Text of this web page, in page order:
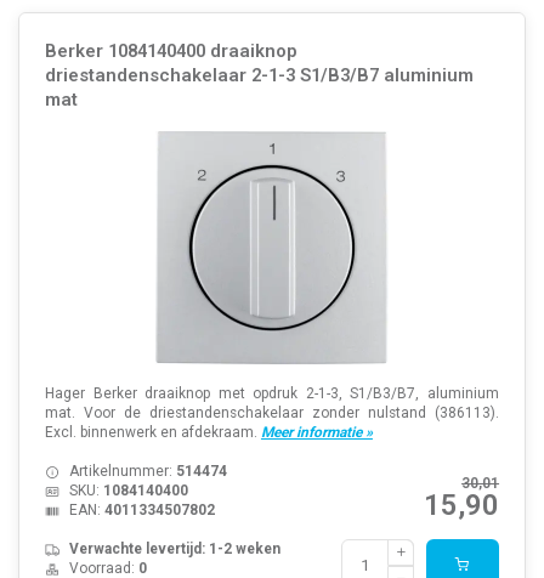
Berker 1084140400 draaiknop
driestandenschakelaar 2-1-3 S1/B3/B7 aluminium
mat
Hager Berker draaiknop met opdruk 2-1-3, S1/B3/B7, aluminium
mat. Voor de driestandenschakelaar zonder nulstand (386113).
Excl. binnenwerk en afdekraam. Meer informatie »
30,01
15,90
Artikelnummer: 514474
SKU: 1084140400
EAN: 4011334507802
Verwachte levertijd: 1-2 weken
Voorraad: 0